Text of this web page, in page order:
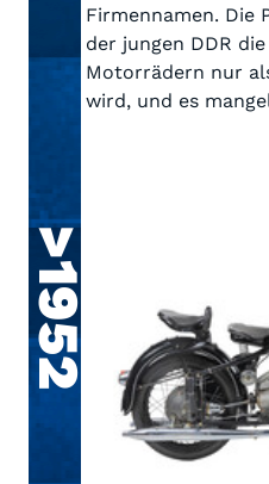
Firmennamen. Die
der jungen DDR
Motorrädern nur
wird, und es
>1952